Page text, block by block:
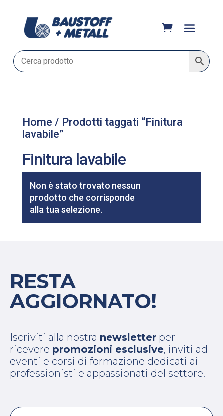
Home / Prodotti taggati “Finitura
lavabile”
Finitura lavabile
Non è stato trovato nessun
prodotto che corrisponde
alla tua selezione.
RESTA
AGGIORNATO!
Iscriviti alla nostra newsletter per
ricevere promozioni esclusive, inviti ad
eventi e corsi di formazione dedicati ai
professionisti e appassionati del settore.